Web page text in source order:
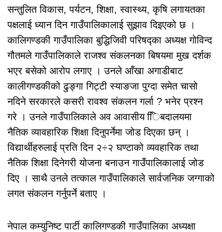
सन्तुलित विकास, पर्यटन, शिक्षा, स्वास्थ्य, कृषि लगायतका
पक्षलाई ध्यान दिन गाउँपालिकालाई सुझाव दिइएको छ ।
कालिगण्डकी गाउँपालिका बुद्धिजिवी परिषद्का अध्यक्ष गोविन्द
गौतमले गाउँपालिकाले राजश्व संकलनका बिषयमा मुख दर्शक
भएर बसेको आरोप लगाए । उनले आँखा अगाडीबाट
कालीगण्डकीको ढुङ्गा गिट्टी स्याङजा पुग्दा समेत चासो
नदिने सरकारले कसरी रावश्व संकलन गर्ला ? भनेर प्रश्न
गरे । उनले गाउँपालिकाले अव आवासीय ििबदालयमा
नैतिक व्यावहारिक शिक्षा दिनुपर्नेमा जोड दिएका छन् ।
विद्यार्थीहरुलाई प्रति दिन २÷२ घण्टाको व्यवहारिक तथा
नैतिक शिक्षा दिनेगरी योजना बनाउन गाउँपालिकालाई जोड
दिए । साथै उनले तत्काल गाउँपालिकाले सार्वजनिक जग्गाको
लगत संकलन गर्नुपर्ने बताए ।
नेपाल कम्युनिष्ट पार्टी कालिगण्डकी गाउँपालिका अध्यक्षा